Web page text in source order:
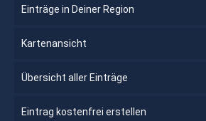
Einträge in Deiner Region
Kartenansicht
Übersicht aller Einträge
Eintrag kostenfrei erstellen